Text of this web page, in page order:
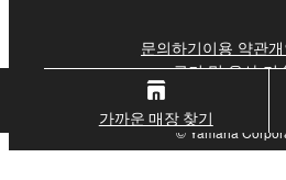
가까운 매장 찾기
문의하기이용 약관
쿠키 및 유사 기
© Yamaha